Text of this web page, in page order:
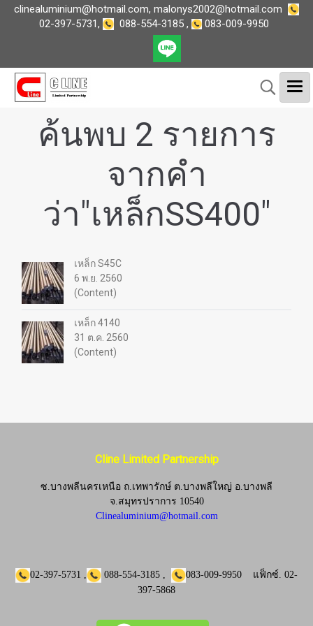
clinealuminium@hotmail.com, malonys2002@hotmail.com
02-397-5731, 088-554-3185, 083-009-9950
ค้นพบ 2 รายการ
จากคำ
ว่า"เหล็กSS400"
เหล็ก S45C
6 พ.ย. 2560
(Content)
เหล็ก 4140
31 ต.ค. 2560
(Content)
Cline Limited Partnership
ซ.บางพลีนครเหนือ ถ.เทพารักษ์ ต.บางพลีใหญ่ อ.บางพลี
จ.สมุทรปราการ 10540
Clinealuminium@hotmail.com
02-397-5731 , 088-554-3185 , 083-009-9950 แฟ็กซ์. 02-
397-5868